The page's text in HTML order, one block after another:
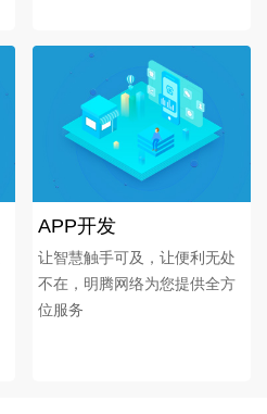
APP开发
让智慧触手可及，让便利无处
不在，明腾网络为您提供全方
位服务